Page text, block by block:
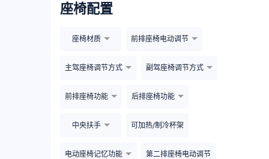
座椅配置
座椅材质 前排座椅电动调节
主驾座椅调节方式 副驾座椅调节方式
前排座椅功能 后排座椅功能
中央扶手 可加热/制冷杯架
电动座椅记忆功能 第二排座椅电动调节